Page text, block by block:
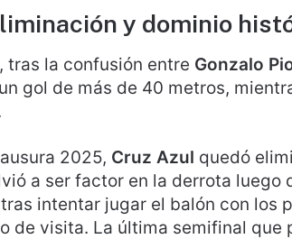
y dominio
, tras la confusión entre Gonzalo
gol de más de 40 metros,
2025, Cruz Azul quedó
a ser factor en la derrota luego
intentar jugar el balón con los
de visita. La última semifinal que